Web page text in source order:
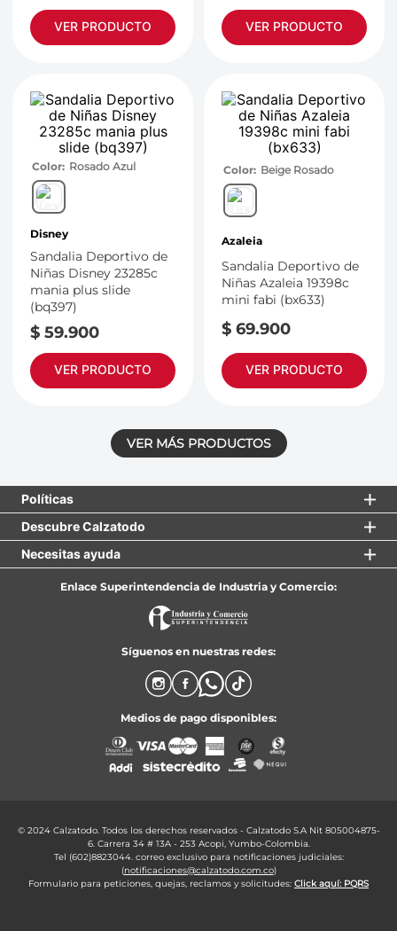
VER PRODUCTO VER PRODUCTO
Color Rosado Azul
Disney
Sandalia Deportivo de
Niñas Disney 23285c
mania plus slide
(bq397)
$ 59.900
VER PRODUCTO
Color Beige Rosado
Azaleia
Sandalia Deportivo de
Niñas Azaleia 19398c
mini fabi (bx633)
$ 69.900
VER PRODUCTO
Políticas
Descubre Calzatodo
Necesitas ayuda
Enlace Superintendencia de Industria y Comercio:
Síguenos en nuestras redes:
Medios de pago disponibles:
© 2024 Calzatodo. Todos los derechos reservados - Calzatodo S.A Nit 805004875-
6. Carrera 34 # 13A - 253 Acopi, Yumbo-Colombia.
Tel (602)8823044. correo exclusivo para notificaciones judiciales:
(notificaciones@calzatodo.com.co)
Formulario para peticiones, quejas, reclamos y solicitudes: Click aquí: PQRS